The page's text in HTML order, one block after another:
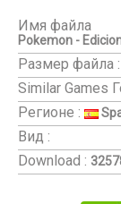
Имя файла
Pokemon -
Размер файла :
Similar Games
Регионе :
Вид :
Download :